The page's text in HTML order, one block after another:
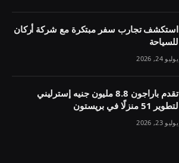
استكشف تجارب سفر مبتكرة مع شركة أركان
للسياحة
يوليو 24, 2026
تقدم باراجون 8.8 مليون جنيه إسترليني
لتطوير 51 منزلًا في بريستون
يوليو 23, 2026